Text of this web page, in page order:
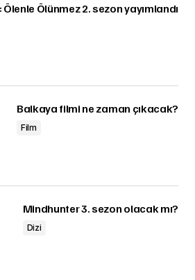
Ölenle Ölünmez 2. sezon yayımlandı
Balkaya filmi ne zaman çıkacak?
Film
Mindhunter 3. sezon olacak mı?
Dizi